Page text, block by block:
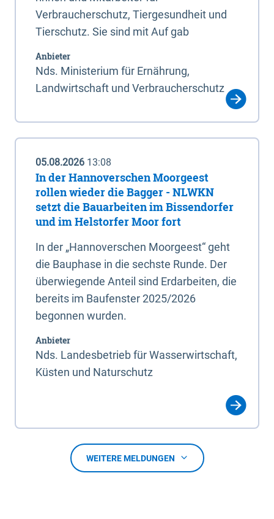
Verbraucherschutz, Tiergesundheit und
Tierschutz. Sie sind mit Auf gab
Anbieter
Nds. Ministerium für Ernährung,
Landwirtschaft und Verbraucherschutz
05.08.2026 13:08
In der Hannoverschen Moorgeest
rollen wieder die Bagger - NLWKN
setzt die Bauarbeiten im Bissendorfer
und im Helstorfer Moor fort
In der „Hannoverschen Moorgeest“ geht
die Bauphase in die sechste Runde. Der
überwiegende Anteil sind Erdarbeiten, die
bereits im Baufenster 2025/2026
begonnen wurden.
Anbieter
Nds. Landesbetrieb für Wasserwirtschaft,
Küsten und Naturschutz
WEITERE MELDUNGEN